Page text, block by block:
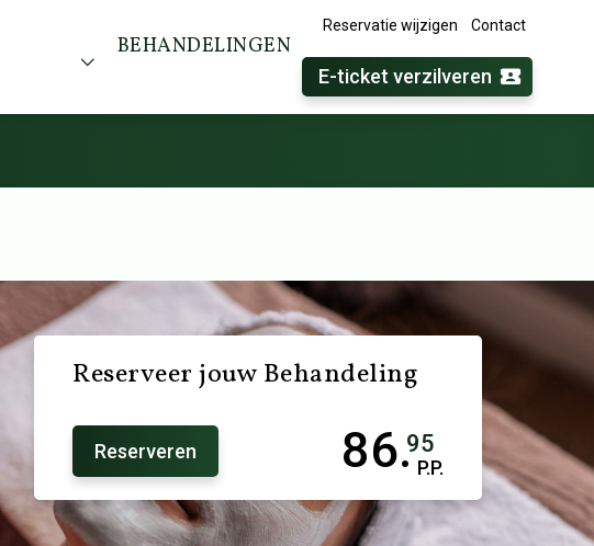
Reservatie wijzigen Contact
BEHANDELINGEN
E-ticket verzilveren
Reserveer jouw Behandeling
Reserveren 86.95
P.P.